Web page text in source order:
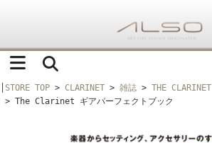
STORE TOP > CLARINET > 雑誌 > THE CLARINET
> The Clarinet ギアパーフェクトブック